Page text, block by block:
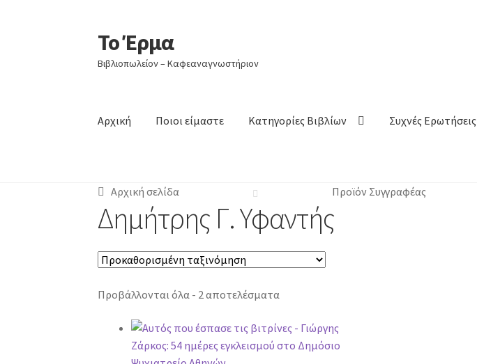
Απευθείας
μετάβαση
στην
Μετάβαση
σε
περιεχόμενο
Το Έρμα
Βιβλιοπωλείον – Καφεαναγνωστήριον
Αρχική Ποιοι είμαστε Κατηγορίες Βιβλίων Συχνές Ερωτήσεις
Αρχική σελίδα Προϊόν Συγγραφέας
Δημήτρης Γ. Υφαντής
Προβάλλονται όλα - 2 αποτελέσματα